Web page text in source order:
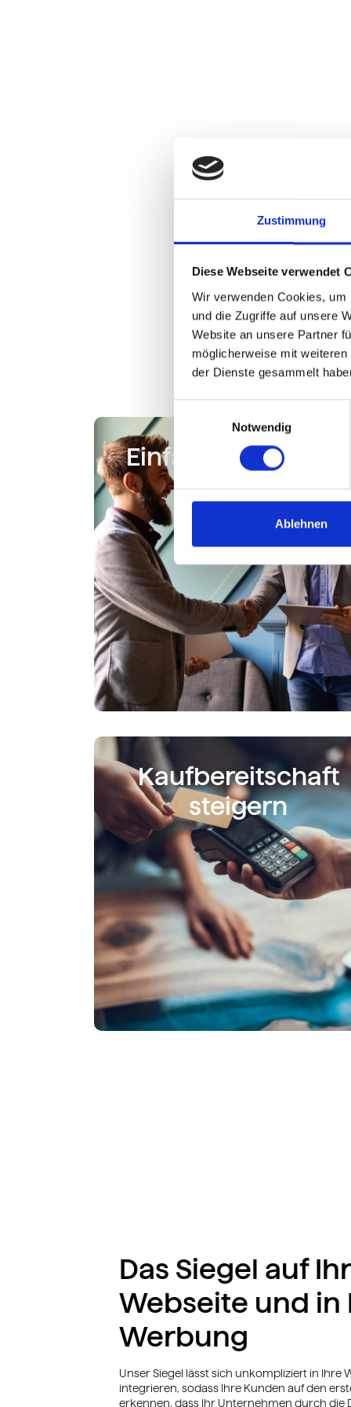
Zustimmung
Diese Webseite verwendet
Wir verwenden Cookies,
und die Zugriffe auf unsere
Website an unsere Partner
möglicherweise mit
der Dienste gesammelt
Notwendig
Ablehnen
Einfacher Kunden­
vertrauen
gewinnen
Kaufbereit­schaft
steigern
Das Siegel auf
Webseite und in
Werbung
Unser Siegel lässt sich unkompliziert in Ihre
integrieren, sodass Ihre Kunden auf den
erkennen, dass Ihr Unternehmen durch die